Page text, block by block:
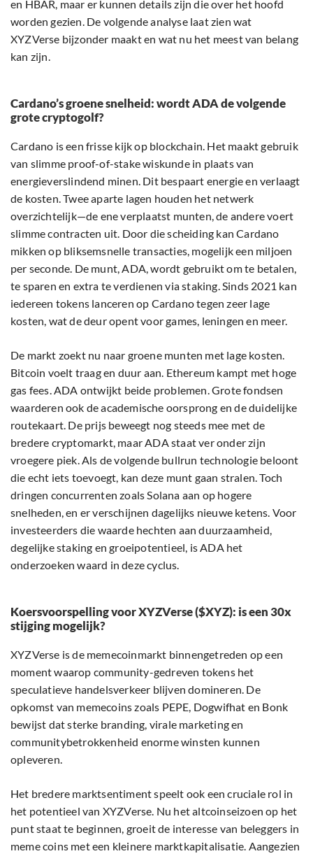
en HBAR, maar er kunnen details zijn die over het hoofd
worden gezien. De volgende analyse laat zien wat
XYZVerse bijzonder maakt en wat nu het meest van belang
kan zijn.
Cardano’s groene snelheid: wordt ADA de volgende
grote cryptogolf?
Cardano is een frisse kijk op blockchain. Het maakt gebruik
van slimme proof-of-stake wiskunde in plaats van
energieverslindend minen. Dit bespaart energie en verlaagt
de kosten. Twee aparte lagen houden het netwerk
overzichtelijk—de ene verplaatst munten, de andere voert
slimme contracten uit. Door die scheiding kan Cardano
mikken op bliksemsnelle transacties, mogelijk een miljoen
per seconde. De munt, ADA, wordt gebruikt om te betalen,
te sparen en extra te verdienen via staking. Sinds 2021 kan
iedereen tokens lanceren op Cardano tegen zeer lage
kosten, wat de deur opent voor games, leningen en meer.
De markt zoekt nu naar groene munten met lage kosten.
Bitcoin voelt traag en duur aan. Ethereum kampt met hoge
gas fees. ADA ontwijkt beide problemen. Grote fondsen
waarderen ook de academische oorsprong en de duidelijke
routekaart. De prijs beweegt nog steeds mee met de
bredere cryptomarkt, maar ADA staat ver onder zijn
vroegere piek. Als de volgende bullrun technologie beloont
die echt iets toevoegt, kan deze munt gaan stralen. Toch
dringen concurrenten zoals Solana aan op hogere
snelheden, en er verschijnen dagelijks nieuwe ketens. Voor
investeerders die waarde hechten aan duurzaamheid,
degelijke staking en groeipotentieel, is ADA het
onderzoeken waard in deze cyclus.
Koersvoorspelling voor XYZVerse ($XYZ): is een 30x
stijging mogelijk?
XYZVerse is de memecoinmarkt binnengetreden op een
moment waarop community-gedreven tokens het
speculatieve handelsverkeer blijven domineren. De
opkomst van memecoins zoals PEPE, Dogwifhat en Bonk
bewijst dat sterke branding, virale marketing en
communitybetrokkenheid enorme winsten kunnen
opleveren.
Het bredere marktsentiment speelt ook een cruciale rol in
het potentieel van XYZVerse. Nu het altcoinseizoen op het
punt staat te beginnen, groeit de interesse van beleggers in
meme coins met een kleinere marktkapitalisatie. Aangezien